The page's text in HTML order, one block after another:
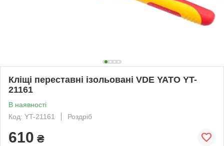
Кліщі переставні ізольовані VDE YATO YT-
21161
В наявності
Код: YT-21161
Роздріб
610 ₴